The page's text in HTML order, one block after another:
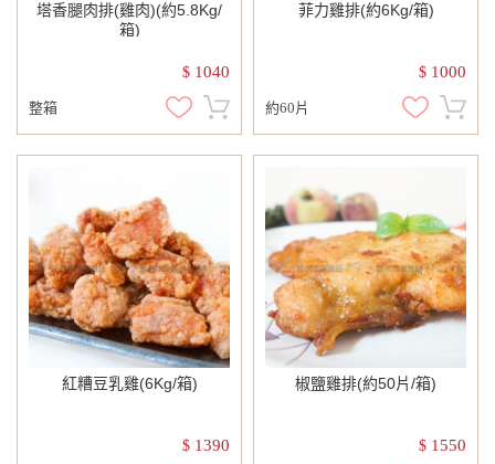
塔香腿肉排(雞肉)(約5.8Kg/
箱)
$ 1040
整箱
菲力雞排(約6Kg/箱)
$ 1000
約60片
紅糟豆乳雞(6Kg/箱)
$ 1390
椒鹽雞排(約50片/箱)
$ 1550